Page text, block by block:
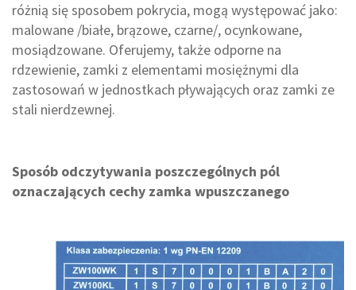
różnią się sposobem pokrycia, mogą występować jako:
malowane /białe, brązowe, czarne/, ocynkowane,
mosiądzowane. Oferujemy, także odporne na
rdzewienie, zamki z elementami mosiężnymi dla
zastosowań w jednostkach pływających oraz zamki ze
stali nierdzewnej.
Sposób odczytywania poszczególnych pól
oznaczających cechy zamka wpuszczanego